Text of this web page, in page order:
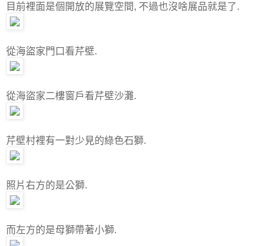
目前裡面是個開放的展覽空間, 不過也沒啥展品就是了.
從海盜家門口看芹壁.
從海盜家二樓窗戶看芹壁沙灘.
芹壁村裡有一對少見的綠色石獅.
照片右方的是公獅.
而左方的是母獅帶著小獅.